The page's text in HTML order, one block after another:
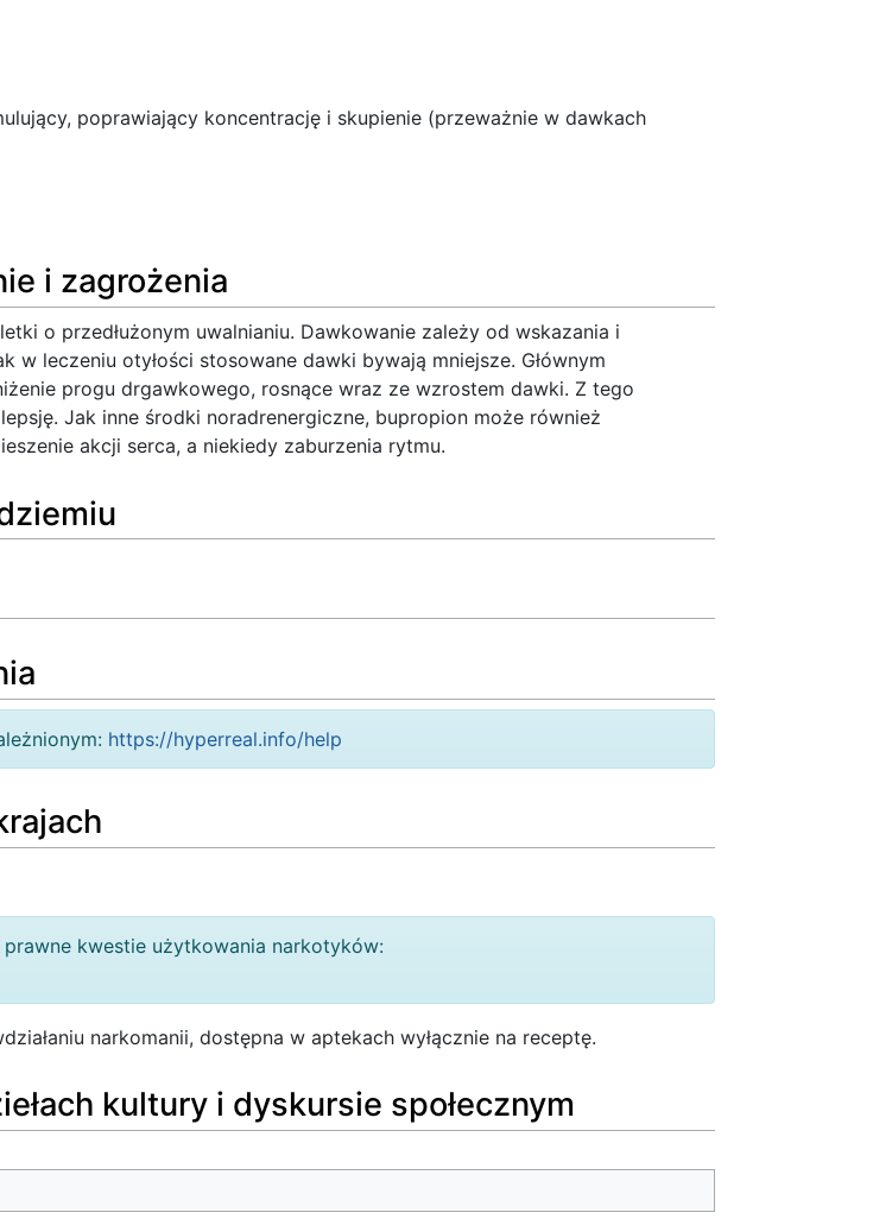
poprawiający koncentrację i skupienie (przeważnie w dawkach
i zagrożenia
o przedłużonym uwalnianiu. Dawkowanie zależy od wskazania i
leczeniu otyłości stosowane dawki bywają mniejsze. Głównym
progu drgawkowego, rosnące wraz ze wzrostem dawki. Z tego
Jak inne środki noradrenergiczne, bupropion może również
akcji serca, a niekiedy zaburzenia rytmu.
https://hyperreal.info/help
kwestie użytkowania narkotyków:
narkomanii, dostępna w aptekach wyłącznie na receptę.
kultury i dyskursie społecznym